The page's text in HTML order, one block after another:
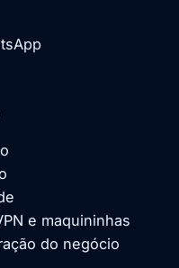
e maquininhas
do negócio